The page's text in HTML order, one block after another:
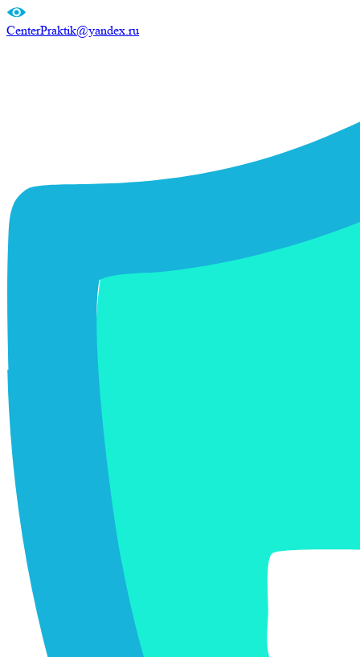
CenterPraktik@yandex.ru